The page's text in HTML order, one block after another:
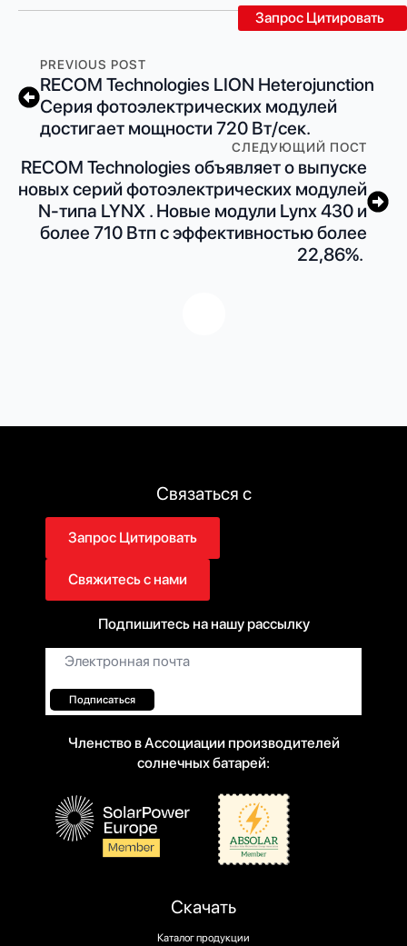
Запрос Цитировать
PREVIOUS POST
RECOM Technologies LION Heterojunction
Серия фотоэлектрических модулей
достигает мощности 720 Вт/сек.
СЛЕДУЮЩИЙ ПОСТ
RECOM Technologies объявляет о выпуске
новых серий фотоэлектрических модулей
N-типа LYNX . Новые модули Lynx 430 и
более 710 Втп с эффективностью более
22,86%.
Скачать
Каталог продукции
Связаться с
Запрос Цитировать
Свяжитесь с нами
Подпишитесь на нашу рассылку
Электронная
почта*
Подписаться
Членство в Ассоциации производителей
солнечных батарей: